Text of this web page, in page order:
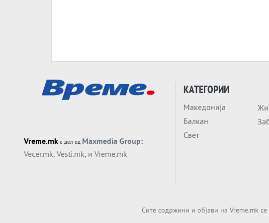
Vreme.mk е дел од Maxmedia Group:
Vecer.mk, Vesti.mk, и Vreme.mk
КАТЕГОРИИ
Македонија
Балкан
Свет
Сите содржини и објави на Vreme.mk